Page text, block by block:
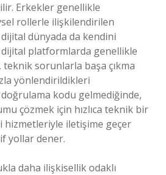
Erkekler genellikle
rollerle ilişkilendirilen
dünyada da kendini
platformlarda genellikle
sorunlarla başa çıkma
yönlendirildikleri
kodu gelmediğinde,
çözmek için hızlıca teknik bir
hizmetleriyle iletişime geçer
yollar dener.
daha ilişkisellik odaklı